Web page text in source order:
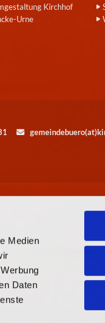
Medien
Daten
Kirchhof
Urne
